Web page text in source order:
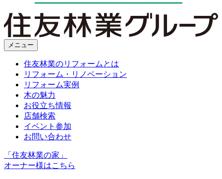
メニュー
住友林業のリフォームとは
リフォーム・リノベーション
リフォーム実例
木の魅力
お役立ち情報
店舗検索
イベント参加
お問い合わせ
「住友林業の家」
オーナー様はこちら